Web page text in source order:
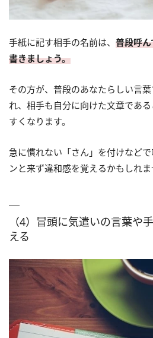
手紙に記す相手の名前は、 普段呼
書きましょう。
その方が、普段のあなたらしい言
れ、相手も自分に向けた文章であ
すくなります。
急に慣れない「さん」を付けなど
ンと来ず違和感を覚えるかもしれま
（4）冒頭に気遣いの言葉や
える